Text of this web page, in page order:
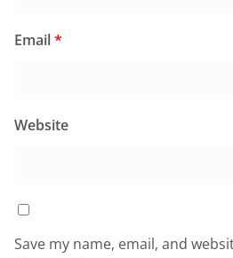
Email*
Website
Save my name, email, and